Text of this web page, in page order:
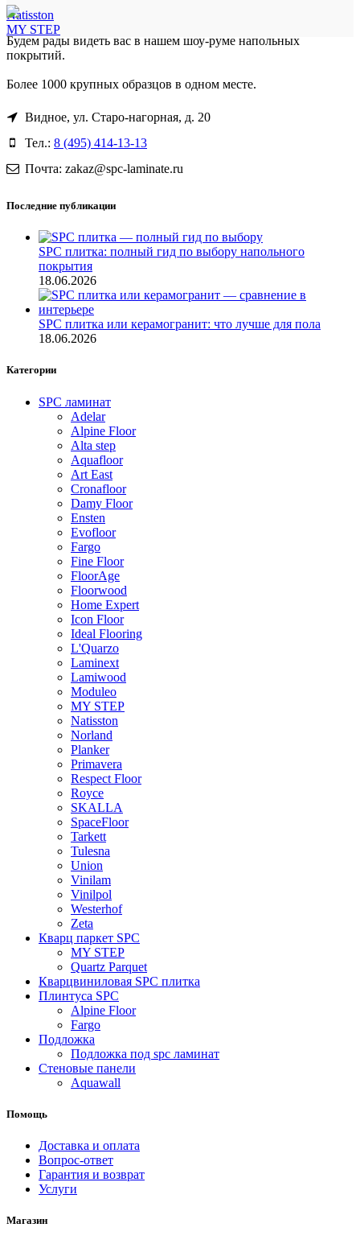
Natisston
MY STEP
Будем рады видеть вас в нашем шоу-руме напольных
покрытий.
Более 1000 крупных образцов в одном месте.
Видное, ул. Старо-нагорная, д. 20
Тел.: 8 (495) 414-13-13
Почта: zakaz@spc-laminate.ru
Последние публикации
SPC плитка: полный гид по выбору напольного
покрытия
18.06.2026
SPC плитка или керамогранит: что лучше для пола
18.06.2026
Категории
SPC ламинат
Adelar
Alpine Floor
Alta step
Aquafloor
Art East
Cronafloor
Damy Floor
Ensten
Evofloor
Fargo
Fine Floor
FloorAge
Floorwood
Home Expert
Icon Floor
Ideal Flooring
L'Quarzo
Laminext
Lamiwood
Moduleo
MY STEP
Natisston
Norland
Planker
Primavera
Respect Floor
Royce
SKALLA
SpaceFloor
Tarkett
Tulesna
Union
Vinilam
Vinilpol
Westerhof
Zeta
Кварц паркет SPC
MY STEP
Quartz Parquet
Кварцвиниловая SPC плитка
Плинтуса SPC
Alpine Floor
Fargo
Подложка
Подложка под spc ламинат
Стеновые панели
Aquawall
Помощь
Доставка и оплата
Вопрос-ответ
Гарантия и возврат
Услуги
Магазин